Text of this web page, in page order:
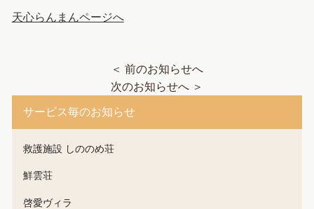
天心らんまんページへ
＜ 前のお知らせへ
次のお知らせへ ＞
サービス毎のお知らせ
救護施設 しののめ荘
鮮雲荘
啓愛ヴィラ